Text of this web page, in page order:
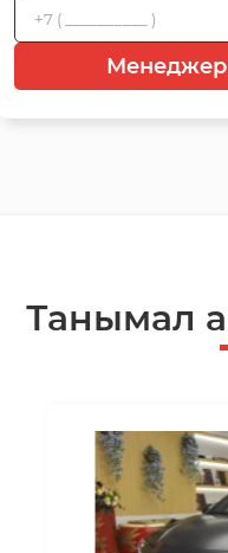
Танымал